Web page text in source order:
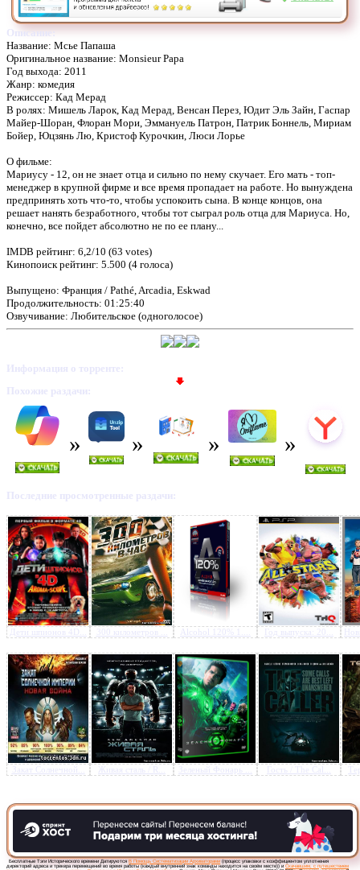
Предлагаем скачать
Мсье Папаша / Monsieur
(2011) DVDRip»
Описание:
Название: Мсье Папаша
Оригинальное название: Monsieur Papa
Год выхода: 2011
Жанр: комедия
Режиссер: Кад Мерад
В ролях: Мишель Ларок, Кад Мерад, Венсан Перез, Юдит Эль Зайн, Гаспар
Майер-Шоран, Флоран Мори, Эммануель Патрон, Патрик Боннель, Мириам
Бойер, Юцзянь Лю, Кристоф Курочкин, Люси Лорье
О фильме:
Мариусу - 12, он не знает отца и сильно по нему скучает. Его мать - топ-
менеджер в крупной фирме и все время пропадает на работе. Но вынуждена
предпринять хоть что-то, чтобы успокоить сына. В конце концов, она
решает нанять безработного, чтобы тот сыграл роль отца для Мариуса. Но,
конечно, все пойдет абсолютно не по ее плану...
IMDB рейтинг: 6,2/10 (63 votes)
Кинопоиск рейтинг: 5.500 (4 голоса)
Выпущено: Франция / Pathé, Arcadia, Eskwad
Продолжительность: 01:25:40
Озвучивание: Любительское (одноголосое)
Информация о торренте:
Похожие раздачи:
Последние просмотренные раздачи:
Дети шпионов 4D... 300 километров ... Alcohol 120% 1.... Год выпуска: 20...
Закат Солнечной... Живая сталь / R... Зеленый Фонарь ... Гость / The Cal...